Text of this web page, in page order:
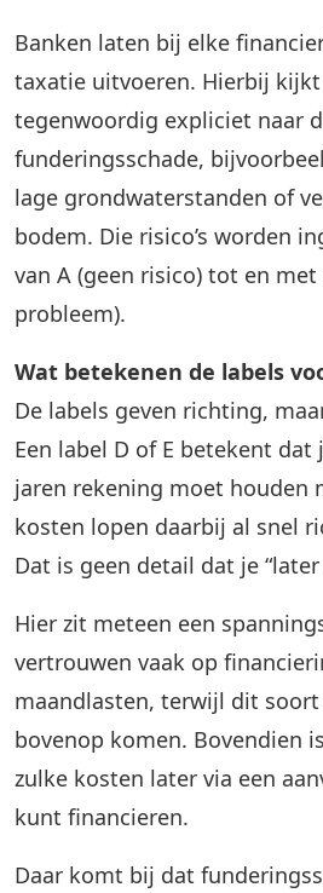
Banken laten bij elke
taxatie uitvoeren. Hierbij
tegenwoordig expliciet naar
funderingsschade,
lage grondwaterstanden of
bodem. Die risico’s worden
van A (geen risico) tot en met
probleem).
Wat betekenen de labels
De labels geven richting,
Een label D of E betekent
jaren rekening moet houden
kosten lopen daarbij al snel
Dat is geen detail dat je
Hier zit meteen een
vertrouwen vaak op
maandlasten, terwijl dit soort
bovenop komen. Bovendien
zulke kosten later via een
kunt financieren.
Daar komt bij dat